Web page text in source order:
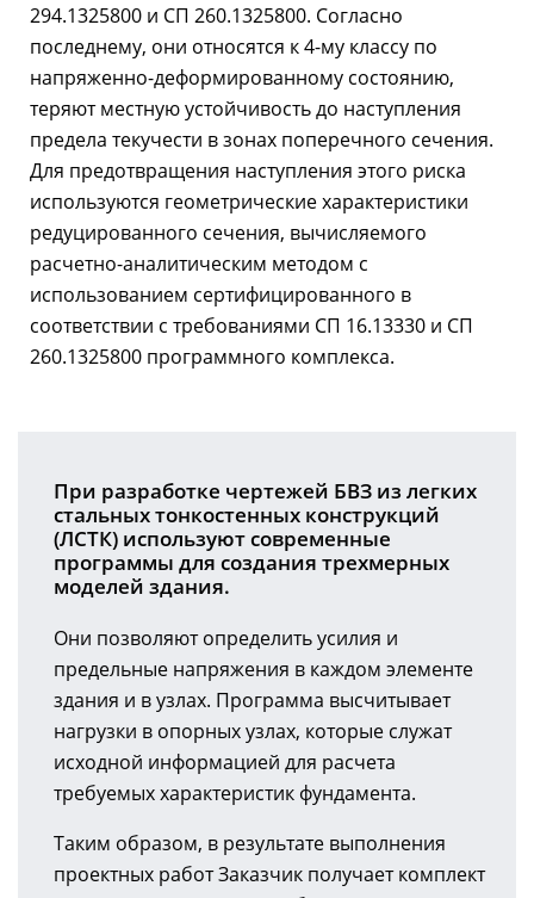
294.1325800 и СП 260.1325800. Согласно
последнему, они относятся к 4-му классу по
напряженно-деформированному состоянию,
теряют местную устойчивость до наступления
предела текучести в зонах поперечного сечения.
Для предотвращения наступления этого риска
используются геометрические характеристики
редуцированного сечения, вычисляемого
расчетно-аналитическим методом с
использованием сертифицированного в
соответствии с требованиями СП 16.13330 и СП
260.1325800 программного комплекса.
При разработке чертежей БВЗ из легких
стальных тонкостенных конструкций
(ЛСТК) используют современные
программы для создания трехмерных
моделей здания.
Они позволяют определить усилия и
предельные напряжения в каждом элементе
здания и в узлах. Программа высчитывает
нагрузки в опорных узлах, которые служат
исходной информацией для расчета
требуемых характеристик фундамента.
Таким образом, в результате выполнения
проектных работ Заказчик получает комплект